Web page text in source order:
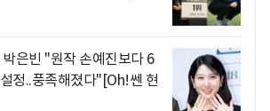
은빈 "원작 손예진보다 6
정..풍족해졌다"[Oh!쎈 현